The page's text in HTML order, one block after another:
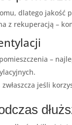
dlatego jakość
z rekuperacją –
–
jeśli